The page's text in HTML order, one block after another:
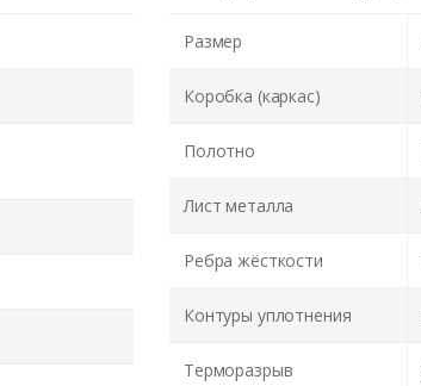
Размер
Коробка (каркас)
Полотно
Лист металла
Ребра жёсткости
Контуры уплотнения
Терморазрыв